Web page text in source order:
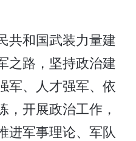
和国武装力量建
之路，坚持政治建
军、人才强军、依
，开展政治工作，
进军事理论、军队